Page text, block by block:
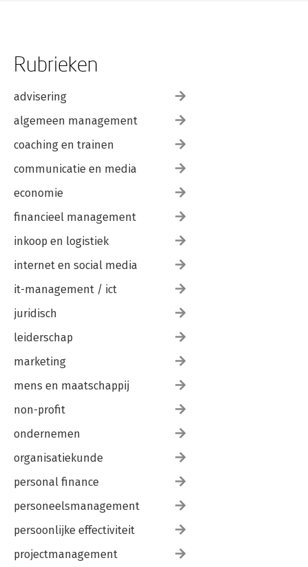
verschillende landen en bij bedrijven
als Volvo Car Corporation, NovoNordisk,
KPMG, Novartis, Heineken, Air Liquide,
Standard Bank of South Africa,
Investec, SEDCO, SHV, Accenture, Bain
Consulting, Bang & Olufsen, Goldman
Sachs International en Lego. Hij werd
benoemd tot Officier in de Orde van
vinden in de Afrikaanse wildernis, de
de poolcirkel.
Rubrieken
advisering
algemeen management
coaching en trainen
communicatie en media
economie
financieel management
inkoop en logistiek
internet en social media
it-management / ict
juridisch
leiderschap
marketing
mens en maatschappij
non-profit
ondernemen
organisatiekunde
personal finance
personeelsmanagement
persoonlijke effectiviteit
projectmanagement